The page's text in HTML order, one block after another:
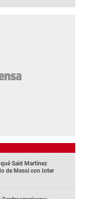
Said Martínez
de Messi con Inter